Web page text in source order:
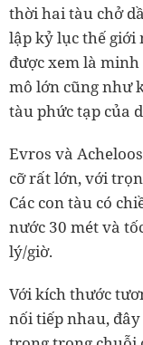
thời hai tàu chở
lập kỷ lục thế giới
được xem là
mô lớn cũng như
tàu phức tạp của
Evros và
cỡ rất lớn, với
Các con tàu có
nước 30 mét và
lý/giờ.
Với kích thước
nối tiếp nhau,